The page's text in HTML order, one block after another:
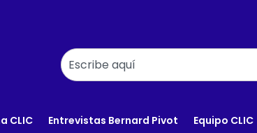
CLIC Entrevistas Bernard Pivot Equipo CLIC